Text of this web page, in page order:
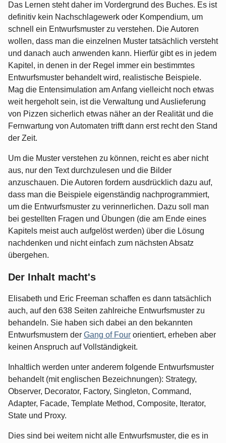
Das Lernen steht daher im Vordergrund des Buches. Es ist
definitiv kein Nachschlagewerk oder Kompendium, um
schnell ein Entwurfsmuster zu verstehen. Die Autoren
wollen, dass man die einzelnen Muster tatsächlich versteht
und danach auch anwenden kann. Hierfür gibt es in jedem
Kapitel, in denen in der Regel immer ein bestimmtes
Entwurfsmuster behandelt wird, realistische Beispiele.
Mag die Entensimulation am Anfang vielleicht noch etwas
weit hergeholt sein, ist die Verwaltung und Auslieferung
von Pizzen sicherlich etwas näher an der Realität und die
Fernwartung von Automaten trifft dann erst recht den Stand
der Zeit.
Um die Muster verstehen zu können, reicht es aber nicht
aus, nur den Text durchzulesen und die Bilder
anzuschauen. Die Autoren fordern ausdrücklich dazu auf,
dass man die Beispiele eigenständig nachprogrammiert,
um die Entwurfsmuster zu verinnerlichen. Dazu soll man
bei gestellten Fragen und Übungen (die am Ende eines
Kapitels meist auch aufgelöst werden) über die Lösung
nachdenken und nicht einfach zum nächsten Absatz
übergehen.
Der Inhalt macht's
Elisabeth und Eric Freeman schaffen es dann tatsächlich
auch, auf den 638 Seiten zahlreiche Entwurfsmuster zu
behandeln. Sie haben sich dabei an den bekannten
Entwurfsmustern der Gang of Four orientiert, erheben aber
keinen Anspruch auf Vollständigkeit.
Inhaltlich werden unter anderem folgende Entwurfsmuster
behandelt (mit englischen Bezeichnungen): Strategy,
Observer, Decorator, Factory, Singleton, Command,
Adapter, Facade, Template Method, Composite, Iterator,
State und Proxy.
Dies sind bei weitem nicht alle Entwurfsmuster, die es in